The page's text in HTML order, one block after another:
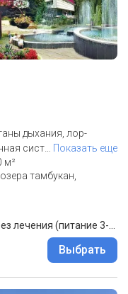
дыхания, лор-
сист
Показать еще
м²
тамбукан,
Выбрать